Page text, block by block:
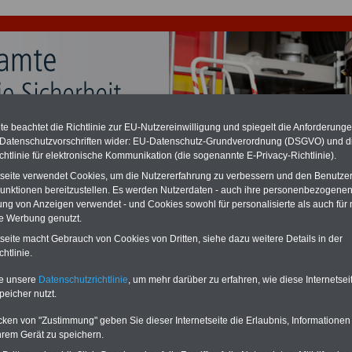
für Beamte auch im Ruhestand (zu geringe Alimentation)
hat die Berliner Landesbesoldung für verfassungs-
Auch beim Bund (Beamte & Ruhestandsbeamte) gibt es teilweise
(Medienberichten zufolge liegt diese für alle (!) Beamte
mind. 3.000 und 13.000 Euro , Der INFO-SERVICE gibt hierzu eine
heraus, die unmittelbar nach dem Beschluss des Gesetzentwurfs der
.
SERVICE: Beamtenversorgung - praxisnah - kompetent
beachtet die Richtlinie zur EU-Nutzereinwilligung und spiegelt die
wider: EU-Datenschutz-Grundverordnung (DSGVO) und
für elektronische Kommunikation (die sogenannte E-Privacy-Richtlinie).
verwendet Cookies, um die Nutzererfahrung zu verbessern und den
bereitzustellen. Es werden Nutzerdaten - auch ihre
von Anzeigen verwendet - und Cookies sowohl für personalisierte als auch für
Werbung genutzt.
macht Gebrauch von Cookies von Dritten, siehe dazu weitere Details in der
unsere Datenschutzrichtlinie, um mehr darüber zu erfahren, wie diese
nutzt.
von "Zustimmung" geben Sie dieser Internetseite die Erlaubnis,
Gerät zu speichern.